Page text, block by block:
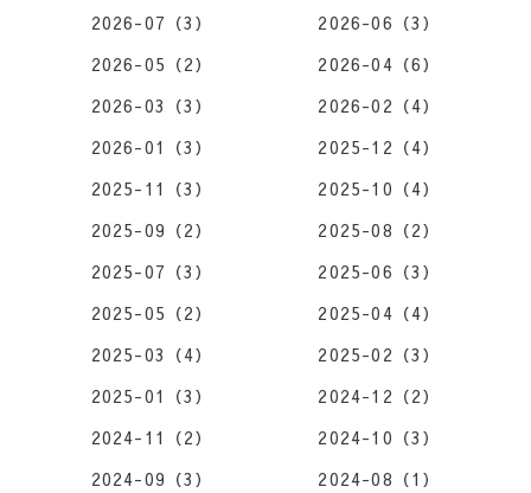
2026-07（3）
2026-06（3）
2026-05（2）
2026-04（6）
2026-03（3）
2026-02（4）
2026-01（3）
2025-12（4）
2025-11（3）
2025-10（4）
2025-09（2）
2025-08（2）
2025-07（3）
2025-06（3）
2025-05（2）
2025-04（4）
2025-03（4）
2025-02（3）
2025-01（3）
2024-12（2）
2024-11（2）
2024-10（3）
2024-09（3）
2024-08（1）